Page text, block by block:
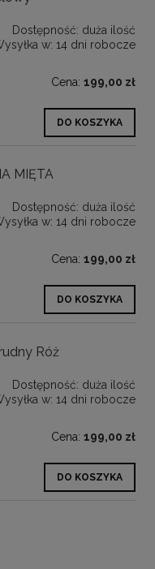
Dostępność: duża ilość
w: 14 dni robocze
Cena: 199,00 zł
DO KOSZYKA
MIĘTA
Dostępność: duża ilość
w: 14 dni robocze
Cena: 199,00 zł
DO KOSZYKA
Róż
Dostępność: duża ilość
w: 14 dni robocze
Cena: 199,00 zł
DO KOSZYKA